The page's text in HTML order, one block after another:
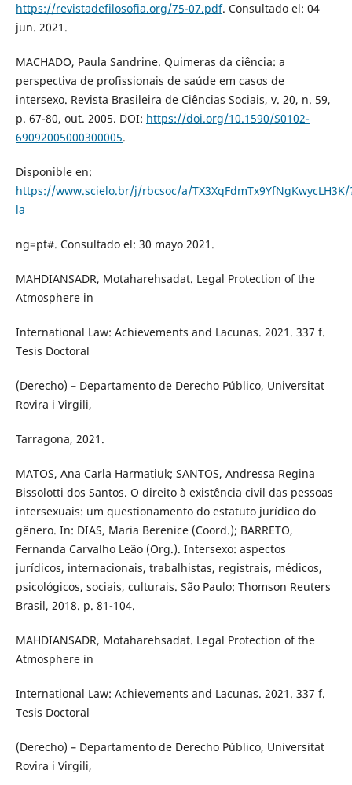
https://revistadefilosofia.org/75-07.pdf. Consultado el: 04
jun. 2021.
MACHADO, Paula Sandrine. Quimeras da ciência: a
perspectiva de profissionais de saúde em casos de
intersexo. Revista Brasileira de Ciências Sociais, v. 20, n. 59,
p. 67-80, out. 2005. DOI: https://doi.org/10.1590/S0102-
69092005000300005.
Disponible en:
https://www.scielo.br/j/rbcsoc/a/TX3XqFdmTx9YfNgKwycLH3K/
la
ng=pt#. Consultado el: 30 mayo 2021.
MAHDIANSADR, Motaharehsadat. Legal Protection of the
Atmosphere in
International Law: Achievements and Lacunas. 2021. 337 f.
Tesis Doctoral
(Derecho) – Departamento de Derecho Público, Universitat
Rovira i Virgili,
Tarragona, 2021.
MATOS, Ana Carla Harmatiuk; SANTOS, Andressa Regina
Bissolotti dos Santos. O direito à existência civil das pessoas
intersexuais: um questionamento do estatuto jurídico do
gênero. In: DIAS, Maria Berenice (Coord.); BARRETO,
Fernanda Carvalho Leão (Org.). Intersexo: aspectos
jurídicos, internacionais, trabalhistas, registrais, médicos,
psicológicos, sociais, culturais. São Paulo: Thomson Reuters
Brasil, 2018. p. 81-104.
MAHDIANSADR, Motaharehsadat. Legal Protection of the
Atmosphere in
International Law: Achievements and Lacunas. 2021. 337 f.
Tesis Doctoral
(Derecho) – Departamento de Derecho Público, Universitat
Rovira i Virgili,